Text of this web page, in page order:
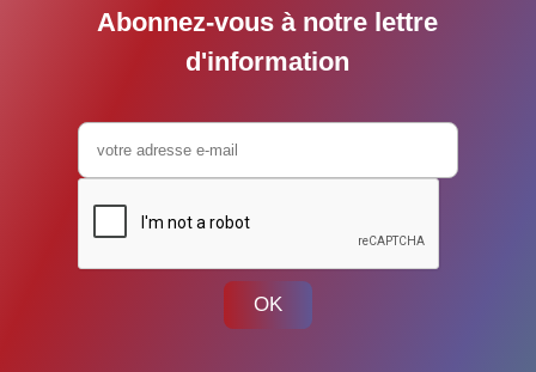
Abonnez-vous à notre lettre
d'information
OK